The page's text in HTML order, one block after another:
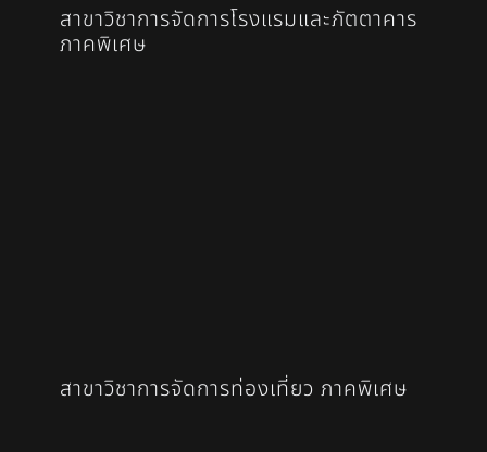
สาขาวิชาการจัดการโรงแรมและภัตตาคาร
ภาคพิเศษ
สาขาวิชาการจัดการท่องเที่ยว ภาคพิเศษ